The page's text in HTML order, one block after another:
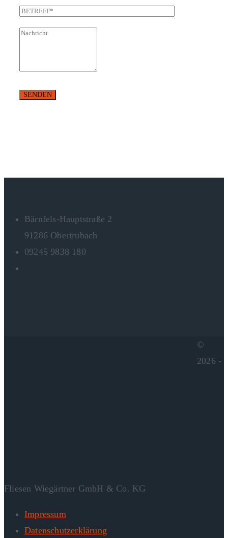
Bärnfels-Hauptstraße 2
91286 Obertrubach
09245 9838 180
©
2026 -
Fliesen Wiegärtner GmbH & Co. KG
Impressum
Datenschutzerklärung